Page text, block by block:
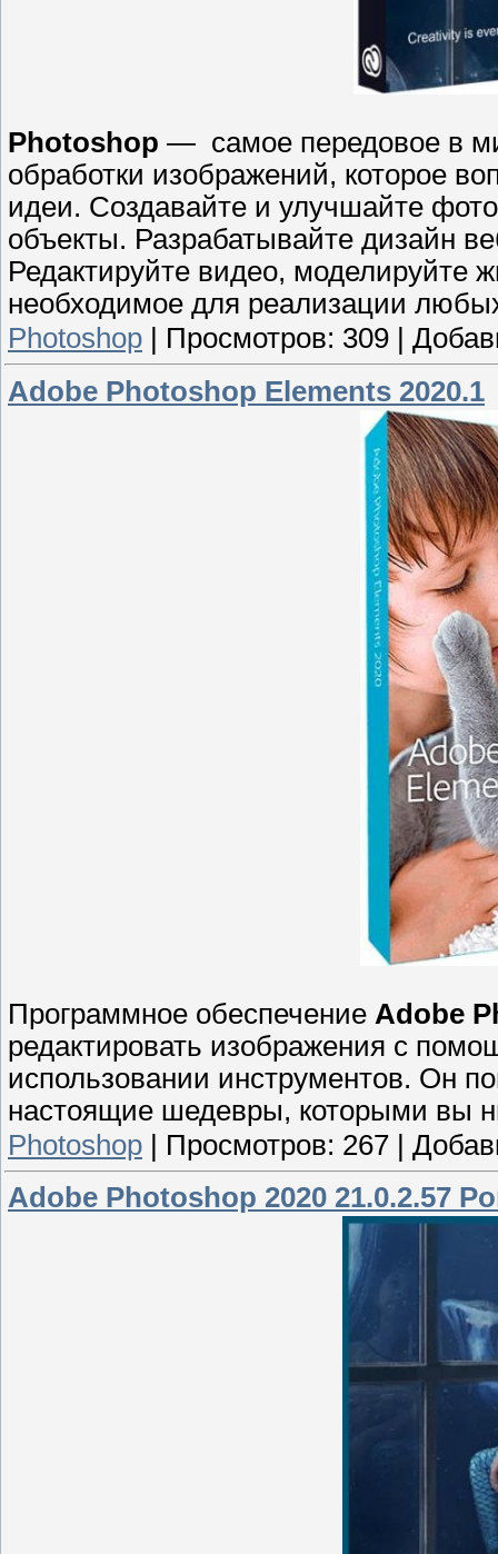
Photoshop — самое передовое в
обработки изображений, которое
идеи. Создавайте и улучшайте
объекты. Разрабатывайте дизайн
Редактируйте видео, моделируйте
необходимое для реализации
Photoshop
Просмотров: 309
Adobe Photoshop Elements 2020.1
Программное обеспечение Adobe
редактировать изображения с
использовании инструментов. Он
настоящие шедевры, которыми вы
Photoshop | Просмотров: 267 |
Adobe Photoshop 2020 21.0.2.57